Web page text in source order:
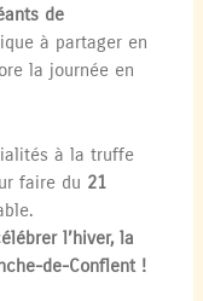
de
à partager en
la journée en
à la truffe
faire du 21
l’hiver, la
de-Conflent !